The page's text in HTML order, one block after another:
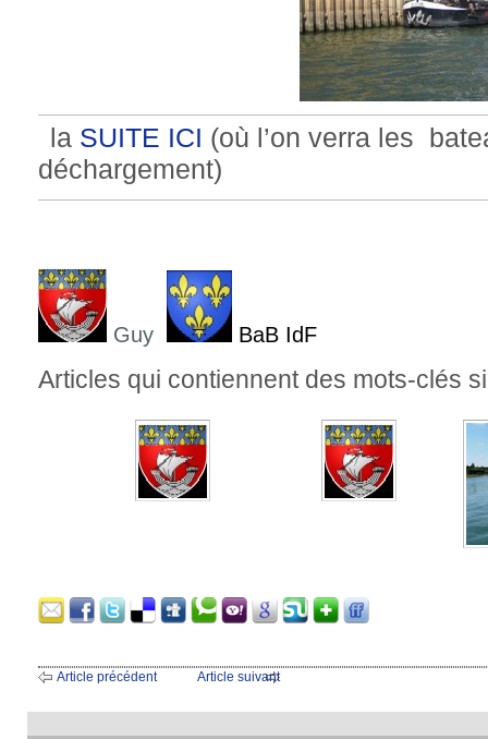
la SUITE ICI (où l’on verra les
déchargement)
Guy BaB IdF
Articles qui contiennent des mots-clés
Article précédent Article suivant